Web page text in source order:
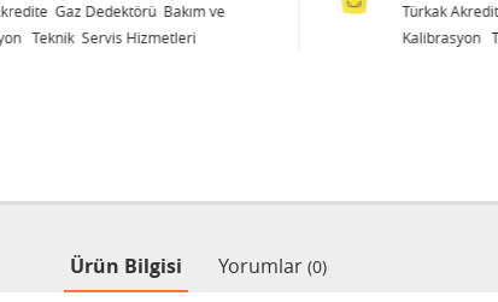
Türkak Akredite Gaz Dedektörü Bakım ve
Kalibrasyon Teknik Servis Hizmetleri
Ürün Bilgisi Yorumlar (0)